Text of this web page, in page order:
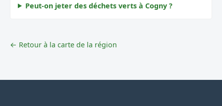
Peut-on jeter des déchets verts à Cogny ?
← Retour à la carte de la région